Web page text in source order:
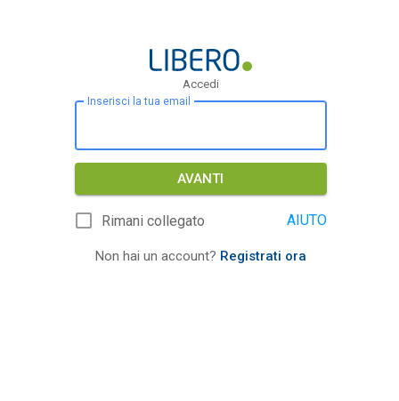
Accedi
Inserisci la tua email
AVANTI
Rimani collegato AIUTO
Non hai un account? Registrati ora